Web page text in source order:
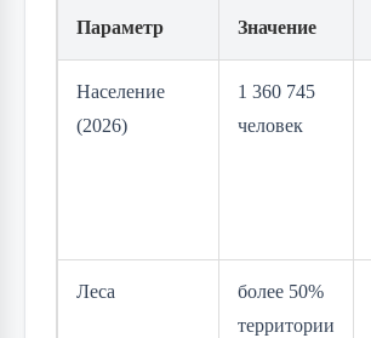
Параметр Значение
Население
(2026)
1 360 745
человек
Леса
более 50%
территории